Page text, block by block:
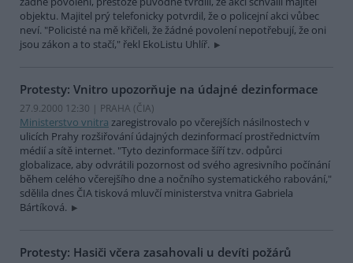
objektu. Majitel prý telefonicky potvrdil, že o policejní akci vůbec
neví. "Policisté na mě křičeli, že žádné povolení nepotřebují, že oni
jsou zákon a to stačí," řekl EkoListu Uhlíř.
Protesty: Vnitro upozorňuje na údajné dezinformace
27.9.2000 12:30 | PRAHA (ČIA)
Ministerstvo vnitra zaregistrovalo po včerejších násilnostech v
ulicích Prahy rozšiřování údajných dezinformací prostřednictvím
médií a sítě internet. "Tyto dezinformace šíří tzv. odpůrci
globalizace, aby odvrátili pozornost od svého agresivního počínání
během celého včerejšího dne a nočního systematického rabování,"
sdělila dnes ČIA tisková mluvčí ministerstva vnitra Gabriela
Bártíková.
Protesty: Hasiči včera zasahovali u devíti požárů